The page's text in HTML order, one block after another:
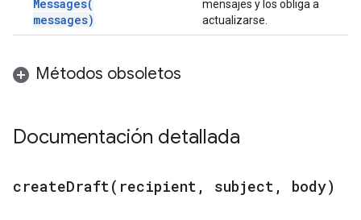
Messages(
messages)
mensajes y los obliga a
actualizarse.
Métodos obsoletos
Documentación detallada
createDraft( recipient , subject , body)